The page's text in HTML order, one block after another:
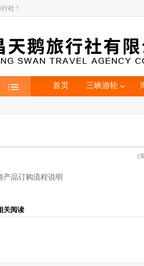
社！
首页 三峡游轮
(
产品订购流程说明
关阅读